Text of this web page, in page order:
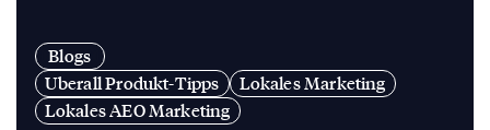
Blogs
Uberall Produkt-Tipps
Lokales Marketing
Lokales AEO Marketing